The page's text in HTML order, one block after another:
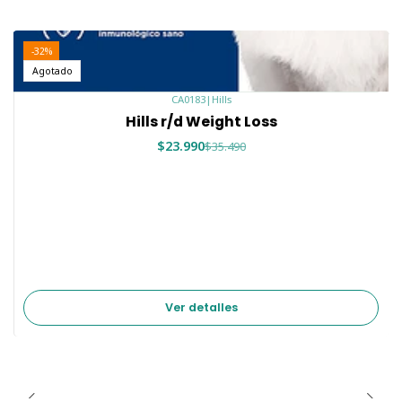
Para obtener los mejores resultados, haga una transición
gradual a este nuevo alimento durante 7 días o más y
mantenga agua fresca disponible en todo momento.
Consulte a su veterinario para obtener instrucciones de
alimentación específicas para su mascota.
Cantidades Diarias Recomendadas
6
90
-32%
Agotado
CA0183| Hills
Hills r/d Weight Loss
$23.990$35.490
Ver detalles